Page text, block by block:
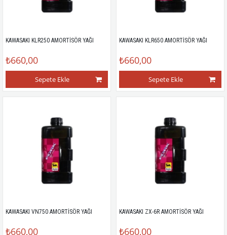
KAWASAKI KLR250 AMORTİSÖR YAĞI
₺660,00
Sepete Ekle
KAWASAKI KLR650 AMORTİSÖR YAĞI
₺660,00
Sepete Ekle
KAWASAKI VN750 AMORTİSÖR YAĞI
₺660,00
KAWASAKI ZX-6R AMORTİSÖR YAĞI
₺660,00